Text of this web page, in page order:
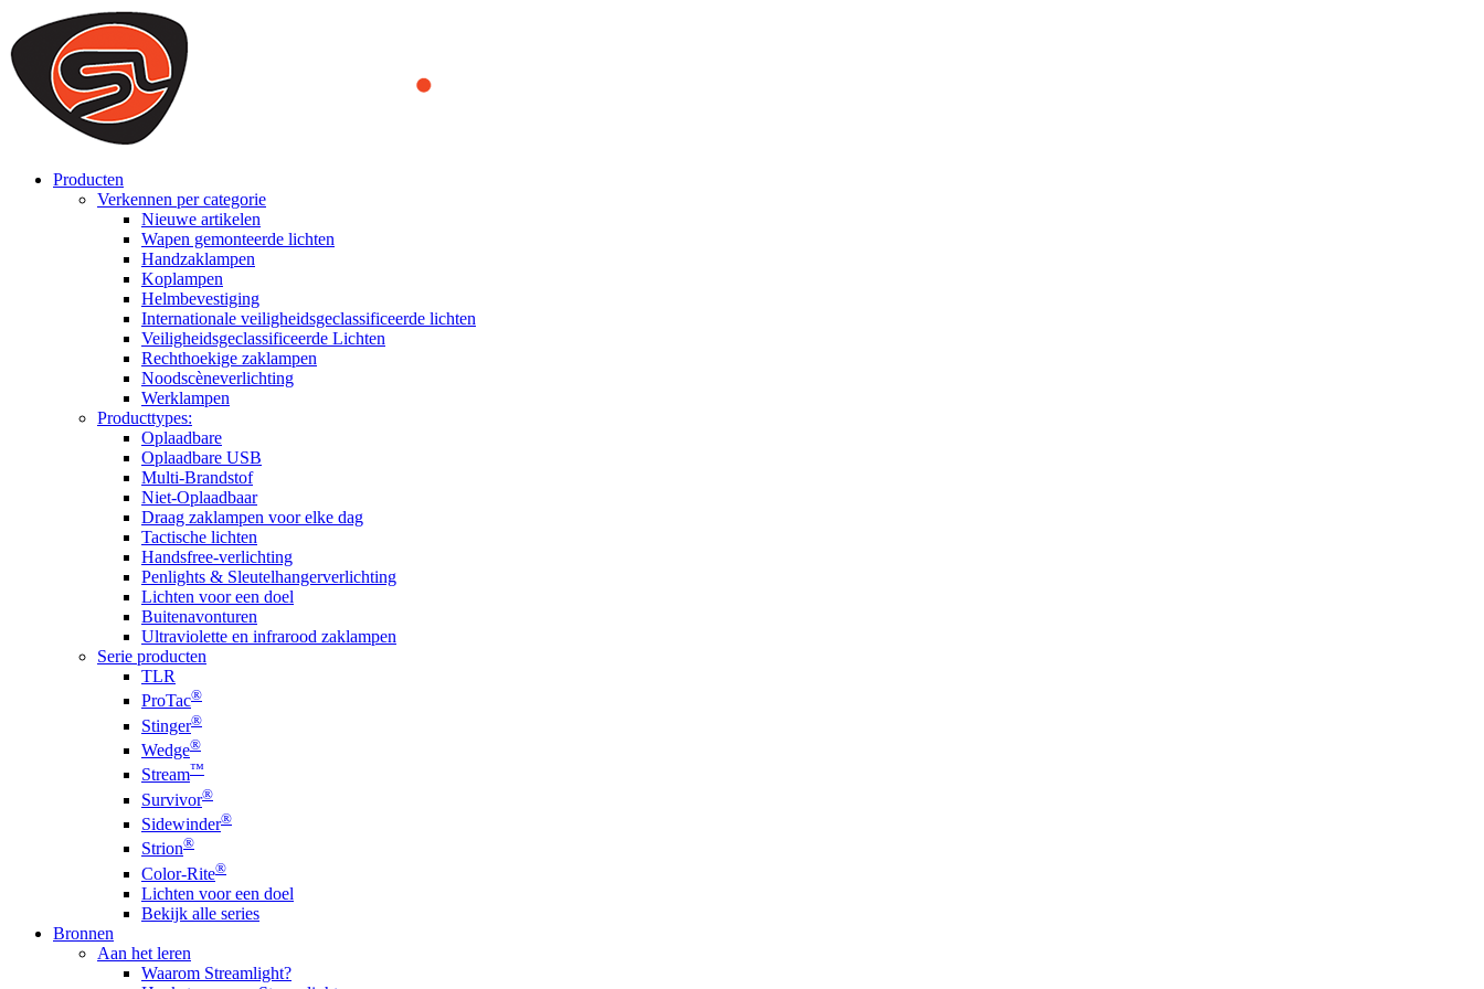
We use cookies to ensure that we provide you the best experience on our website. By continuing to browse this website, you accept that cookies are used to help us analyze how the website is used and to offer
you a better experience. To learn more or to find out how you can disable cookies, you can access our
ACCEPT AND CLOSE
Producten
Verkennen per categorie
Nieuwe artikelen
Wapen gemonteerde lichten
Handzaklampen
Koplampen
Helmbevestiging
Internationale veiligheidsgeclassificeerde lichten
Veiligheidsgeclassificeerde Lichten
Rechthoekige zaklampen
Noodscèneverlichting
Werklampen
Producttypes:
Oplaadbare
Oplaadbare USB
Multi-Brandstof
Niet-Oplaadbaar
Draag zaklampen voor elke dag
Tactische lichten
Handsfree-verlichting
Penlights & Sleutelhangerverlichting
Lichten voor een doel
Buitenavonturen
Ultraviolette en infrarood zaklampen
Serie producten
TLR
ProTac®
Stinger®
Wedge®
Stream™
Survivor®
Sidewinder®
Strion®
Color-Rite®
Lichten voor een doel
Bekijk alle series
Bronnen
Aan het leren
Waarom Streamlight?